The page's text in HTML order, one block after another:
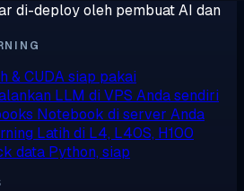
di-deploy oleh pembuat AI dan
& CUDA siap pakai
LLM di VPS Anda sendiri
Notebook di server Anda
Latih di L4, L40S, H100
data Python, siap